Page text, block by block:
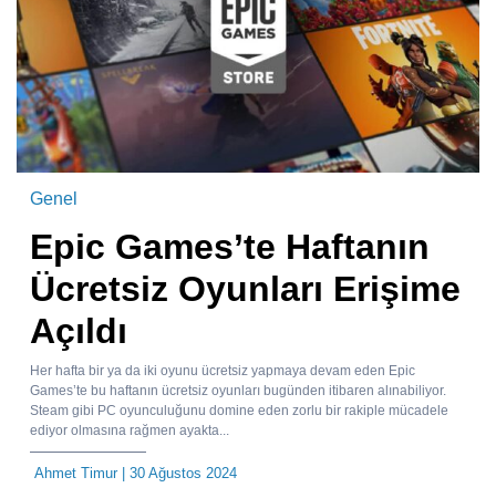
Genel
Epic Games’te Haftanın
Ücretsiz Oyunları Erişime
Açıldı
Her hafta bir ya da iki oyunu ücretsiz yapmaya devam eden Epic
Games’te bu haftanın ücretsiz oyunları bugünden itibaren alınabiliyor.
Steam gibi PC oyunculuğunu domine eden zorlu bir rakiple mücadele
ediyor olmasına rağmen ayakta...
Ahmet Timur| 30 Ağustos 2024